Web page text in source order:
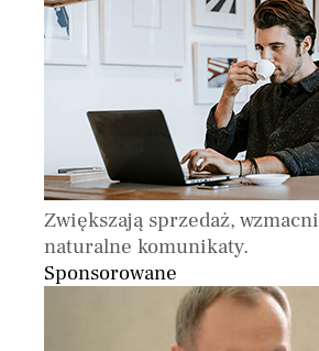
Zwiększają sprzedaż,
naturalne komunikaty.
Sponsorowane